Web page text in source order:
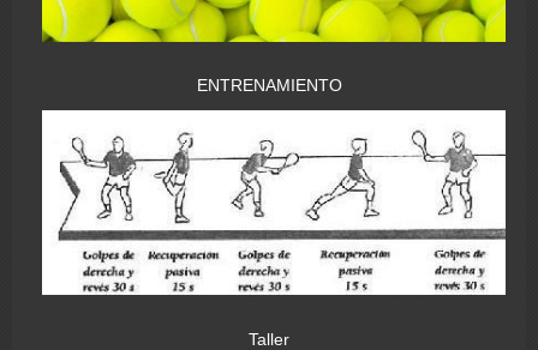
ENTRENAMIENTO
Taller